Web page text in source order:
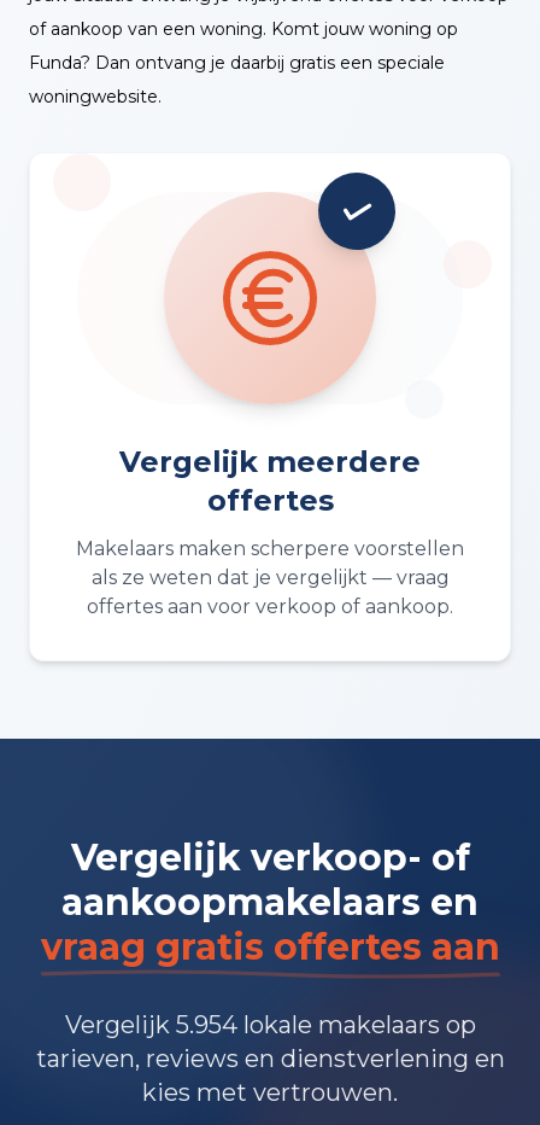
of aankoop van een woning. Komt jouw woning op
Funda? Dan ontvang je daarbij gratis een speciale
woningwebsite.
Vergelijk meerdere
offertes
Makelaars maken scherpere voorstellen
als ze weten dat je vergelijkt — vraag
offertes aan voor verkoop of aankoop.
Vergelijk verkoop- of
aankoopmakelaars en
vraag gratis offertes aan
Vergelijk 5.954 lokale makelaars op
tarieven, reviews en dienstverlening en
kies met vertrouwen.